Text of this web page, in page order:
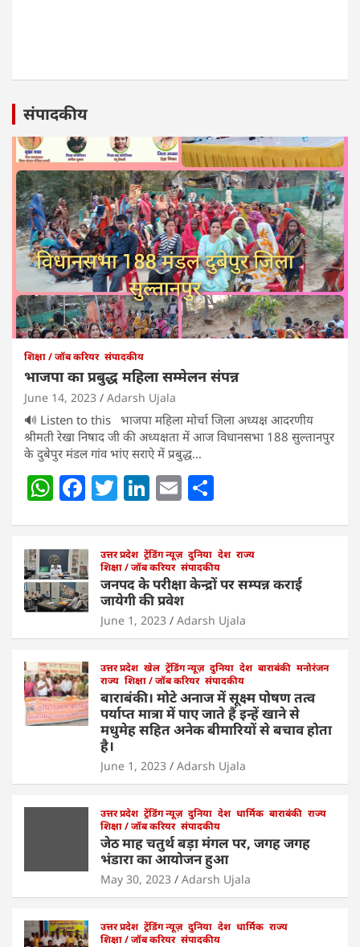
संपादकीय
शिक्षा / जॉब करियर संपादकीय
भाजपा का प्रबुद्ध महिला सम्मेलन संपन्न
June 14, 2023 Adarsh Ujala
🔊 Listen to this भाजपा महिला मोर्चा जिला अध्यक्ष आदरणीय
श्रीमती रेखा निषाद जी की अध्यक्षता में आज विधानसभा 188 सुल्तानपुर
के दुबेपुर मंडल गांव भांए सराऐ में प्रबुद्ध…
W
s
A
p
p
F
e
b
o
o
k
T
er
Li
e
dI
n
E
l e
उत्तर प्रदेश ट्रेंडिंग न्यूज़ दुनिया देश राज्य
शिक्षा / जॉब करियर संपादकीय
जनपद के परीक्षा केन्द्रों पर सम्पन्न कराई
जायेगी की प्रवेश
June 1, 2023 Adarsh Ujala
उत्तर प्रदेश खेल ट्रेंडिंग न्यूज़ दुनिया देश बाराबंकी मनोरंजन
राज्य शिक्षा / जॉब करियर संपादकीय
बाराबंकी। मोटे अनाज में सूक्ष्म पोषण तत्व
पर्याप्त मात्रा में पाए जाते हैं इन्हें खाने से
मधुमेह सहित अनेक बीमारियों से बचाव होता
है।
June 1, 2023 Adarsh Ujala
उत्तर प्रदेश ट्रेंडिंग न्यूज़ दुनिया देश धार्मिक बाराबंकी राज्य
शिक्षा / जॉब करियर संपादकीय
जेठ माह चतुर्थ बड़ा मंगल पर, जगह जगह
भंडारा का आयोजन हुआ
May 30, 2023 Adarsh Ujala
उत्तर प्रदेश ट्रेंडिंग न्यूज़ दुनिया देश धार्मिक राज्य
शिक्षा / जॉब करियर संपादकीय